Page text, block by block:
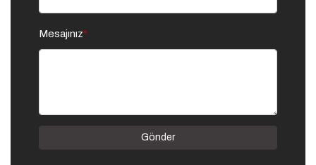
Mesajınız*
Gönder